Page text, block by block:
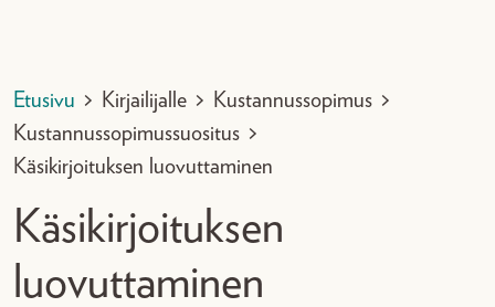
Etusivu > Kirjailijalle > Kustannussopimus >
Kustannussopimussuositus >
Käsikirjoituksen luovuttaminen
Käsikirjoituksen
luovuttaminen